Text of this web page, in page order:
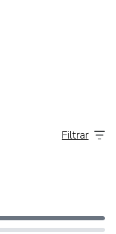
Filtrar